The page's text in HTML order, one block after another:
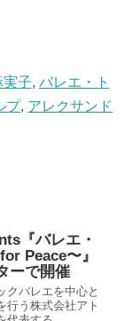
実子, バレエ・ト
プ, アレクサンド
『バレエ・
Peace〜』
ーで開催
クバレエを中心と
行う株式会社アト